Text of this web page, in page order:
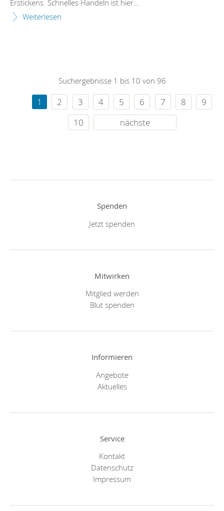
Erstickens. Schnelles Handeln ist hier...
Weiterlesen
Suchergebnisse 1 bis 10 von 96
1 2 3 4 5 6 7 8
9
10
nächste
Spenden
Jetzt spenden
Mitwirken
Mitglied werden
Blut spenden
Informieren
Angebote
Aktuelles
Service
Kontakt
Datenschutz
Impressum